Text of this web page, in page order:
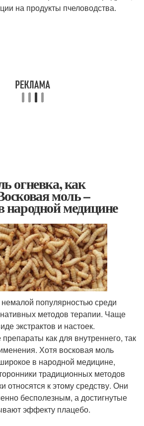
на продукты пчеловодства.
огневка, как
моль –
народной медицине
немалой популярностью среди
методов терапии. Чаще
экстрактов и настоек.
как для внутреннего, так
Хотя восковая моль
в народной медицине,
традиционных методов
относятся к этому средству. Они
бесполезным, а достигнутые
эффекту плацебо.